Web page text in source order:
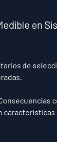
en
de